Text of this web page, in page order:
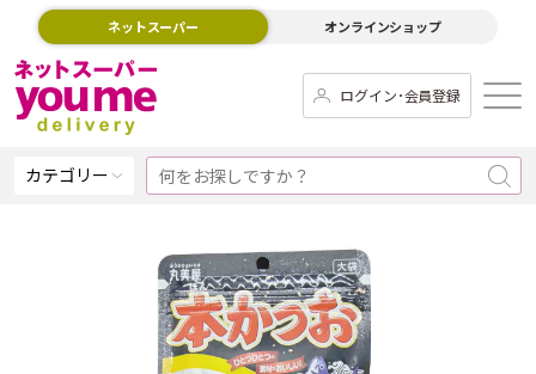
ネットスーパー オンラインショップ
ログイン･会員登録
カテゴリー